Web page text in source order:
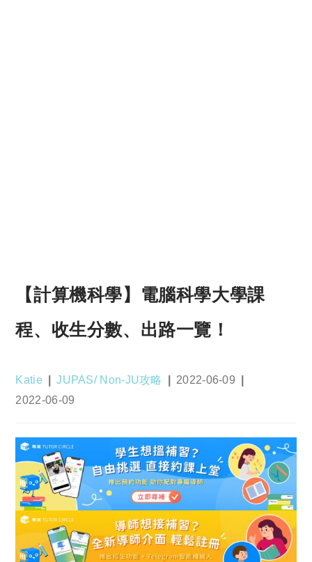
【計算機科學】電腦科學大學課
程、收生分數、出路一覽！
Post
Katie
Post
JUPAS/ Non-JU攻略
Post
2022-06-09
Post
2022-06-09